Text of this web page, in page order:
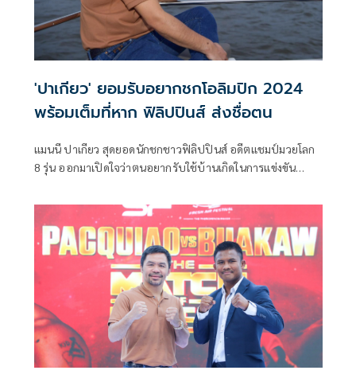
'ปาเกียว' ยอมรับอยากชกโอลิมปิก 2024
พร้อมเต็มที่หาก ฟิลิปปินส์ ส่งชื่อตน
แมนนี ปาเกียว สุดยอดนักชกชาวฟิลิปปินส์ อดีตแชมป์มวยโลก
8 รุ่น ออกมาเปิดใจว่าตนอยากรับใช้บ้านเกิดในการแข่งขัน
ปีหน้า